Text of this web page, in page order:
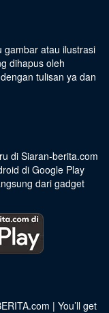
gambar atau ilustrasi
dihapus oleh
tulisan ya dan
di Siaran-berita.com
di Google Play
dari gadget
| You’ll get